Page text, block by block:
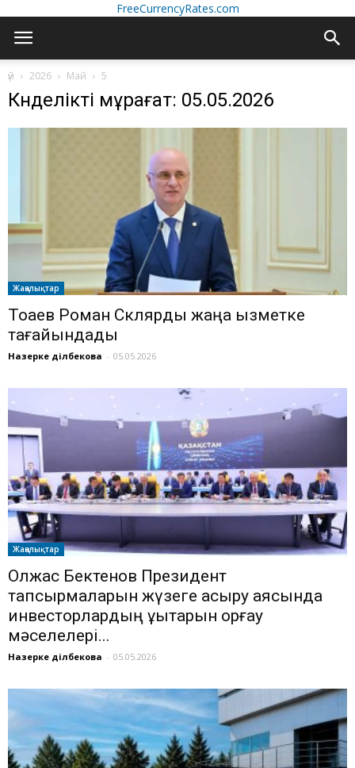
FreeCurrencyRates.com
үй 2026 Май 5
Күнделікті мұрағат: 05.05.2026
Жаңалықтар
Тоқаев Роман Склярды жаңа қызметке
тағайындады
Назерке Әділбекова - 05.05.2026
Жаңалықтар
Олжас Бектенов Президент
тапсырмаларын жүзеге асыру аясында
инвесторлардың құқықтарын қорғау
мәселелері...
Назерке Әділбекова - 05.05.2026